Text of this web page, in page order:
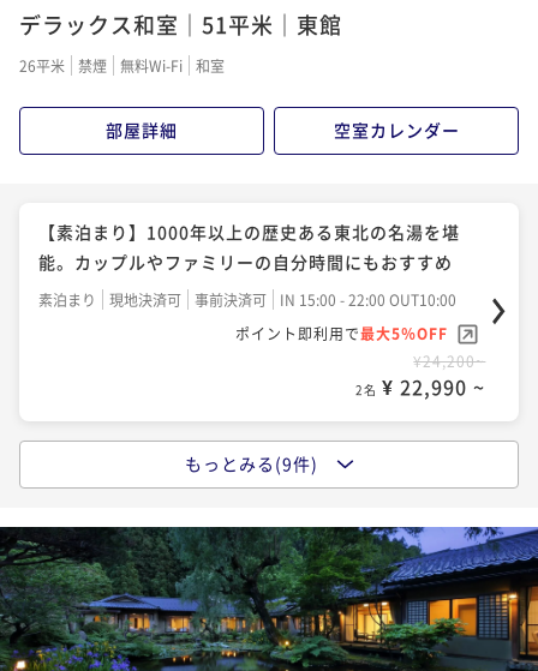
二食付き 現地決済可 事前決済可
IN 15:00 - 18:00 OUT10:00
ポイント即利用で
泉で癒される安らぎのひととき（1泊2食）
¥38,720~
2名 ¥ 36,784 ~
【観光プラン】加茂水族館チケット付。自然に包まれ
た温泉宿とクラゲの幻想世界で癒しの時間を（1泊2
二食付き 現地決済可 事前決済可
IN 15:00 - 18:00 OUT10:00
ポイント即利用で 最大5％OFF
¥42,020~
2名 ¥ 39,919 ~
【ラウンジ「四季」チケット2,000円分付】夜の庭園を
独り占め。美酒とスイーツで寛ぐ大人のご褒美ステイ
二食付き 現地決済可 事前決済可
IN 15:00 - 18:00 OUT10:00
ポイント即利用で最大5％OFF
¥42,680~
2名 ¥ 40,546 ~
デラックス和室｜51平米｜東館
26平米 禁煙 無料Wi-Fi 和室
部屋詳細 空室カレンダー
【素泊まり】1000年以上の歴史ある東北の名湯を堪
能。カップルやファミリーの自分時間にもおすすめ
素泊まり 現地決済可 事前決済可
IN 15:00 - 22:00 OUT10:00
ポイント即利用で最大5％OFF
¥24,200~
2名 ¥ 22,990 ~
【朝食付】遅めの到着も安心。心ほぐれる温泉と朝の
朝食付き 現地決済可 事前決済可
IN 15:00 - 22:00 OUT10:00
ポイント即利用で最大5％OFF
¥26,620~
2名 ¥ 25,289 ~
もっとみる(9件)